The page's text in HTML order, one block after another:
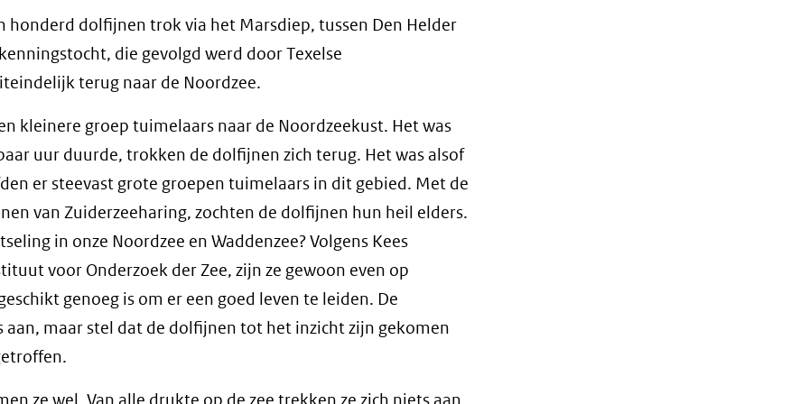
honderd dolfijnen trok via het Marsdiep, tussen Den Helder
die gevolgd werd door Texelse
terug naar de Noordzee.
kleinere groep tuimelaars naar de Noordzeekust. Het was
uur duurde, trokken de dolfijnen zich terug. Het was alsof
er steevast grote groepen tuimelaars in dit gebied. Met de
van Zuiderzeeharing, zochten de dolfijnen hun heil elders.
in onze Noordzee en Waddenzee? Volgens Kees
voor Onderzoek der Zee, zijn ze gewoon even op
genoeg is om er een goed leven te leiden. De
maar stel dat de dolfijnen tot het inzicht zijn gekomen